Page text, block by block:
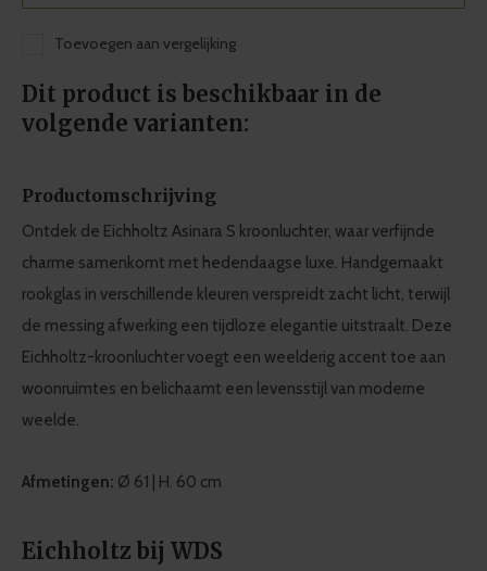
Toevoegen aan vergelijking
Dit product is beschikbaar in de
volgende varianten:
Productomschrijving
Ontdek de Eichholtz Asinara S kroonluchter, waar verfijnde
charme samenkomt met hedendaagse luxe. Handgemaakt
rookglas in verschillende kleuren verspreidt zacht licht, terwijl
de messing afwerking een tijdloze elegantie uitstraalt. Deze
Eichholtz-kroonluchter voegt een weelderig accent toe aan
woonruimtes en belichaamt een levensstijl van moderne
weelde.
Afmetingen: Ø 61 | H. 60 cm
Eichholtz bij WDS